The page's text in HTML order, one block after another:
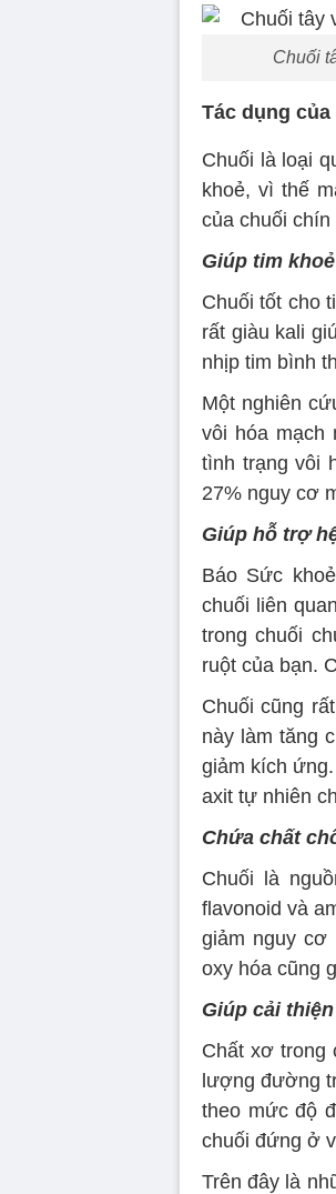
Chuối
Tác dụng
Chuối là loại
khoẻ, vì thế
của chuối
Giúp tim
Chuối tốt cho
rất giàu kali
nhịp tim bình
Một nghiên
vôi hóa mạch
tình trạng vôi
27% nguy cơ
Giúp hỗ trợ
Báo Sức
chuối liên
trong chuối
ruột của bạn.
Chuối cũng
này làm tăng
giảm kích
axit tự nhiên
Chứa chất
Chuối là
flavonoid và
giảm nguy cơ
oxy hóa cũng
Giúp cải
Chất xơ trong
lượng đường
theo mức độ
chuối đứng ở
Trên đây là